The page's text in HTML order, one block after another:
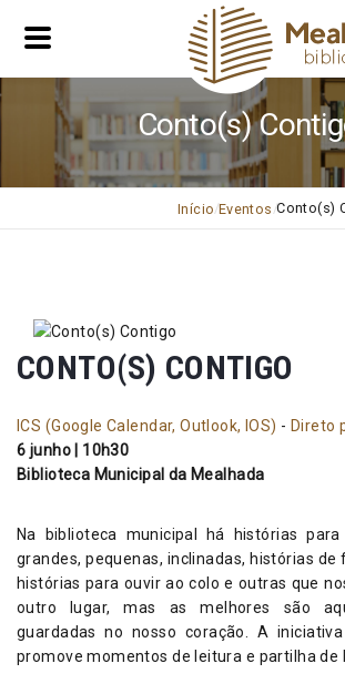
Conto(s)
Início Eventos Conto(s)
CONTO(S) CONTIGO
ICS (Google Calendar, Outlook, IOS) - Direto
6 junho | 10h30
Biblioteca Municipal da Mealhada
Na biblioteca municipal há histórias
grandes, pequenas, inclinadas, histórias de
histórias para ouvir ao colo e outras que
outro lugar, mas as melhores são
guardadas no nosso coração. A
promove momentos de leitura e partilha de